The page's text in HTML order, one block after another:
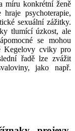
míru konkrétní ženě
psychoterapie,
sexuální zážitky.
tlumící úzkost, ale
se mohou
Kegelovy cviky pro
řadě lze zvážit
jako např.